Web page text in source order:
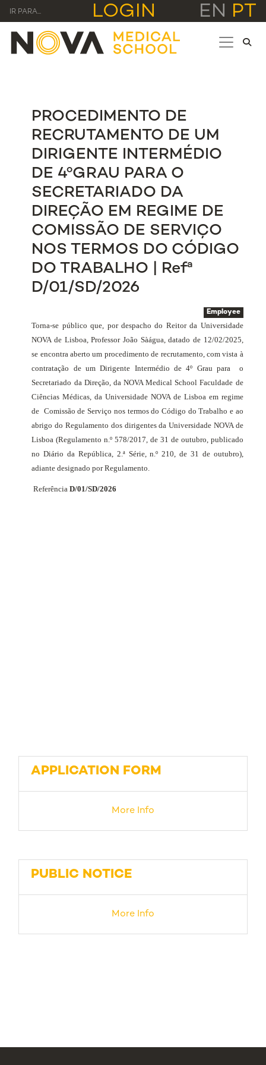
IR PARA... LOGIN EN PT
PROCEDIMENTO DE
RECRUTAMENTO DE UM
DIRIGENTE INTERMÉDIO
DE 4ºGRAU PARA O
SECRETARIADO DA
DIREÇÃO EM REGIME DE
COMISSÃO DE SERVIÇO
NOS TERMOS DO CÓDIGO
DO TRABALHO | Refª
D/01/SD/2026
Employee
Torna-se público que, por despacho do Reitor da Universidade
NOVA de Lisboa, Professor João Sàágua, datado de 12/02/2025,
se encontra aberto um procedimento de recrutamento, com vista à
contratação de um Dirigente Intermédio de 4º Grau para
o
Secretariado da Direção, da NOVA Medical School Faculdade de
Ciências Médicas, da Universidade NOVA de Lisboa em regime
de Comissão de Serviço nos termos do Código do Trabalho e ao
abrigo do Regulamento dos dirigentes da Universidade NOVA de
Lisboa (Regulamento n.º 578/2017, de 31 de outubro, publicado
no Diário da República, 2.ª Série, n.º 210, de 31 de outubro),
adiante designado por Regulamento.
Referência D/01/SD/2026
APPLICATION FORM
More Info
PUBLIC NOTICE
More Info